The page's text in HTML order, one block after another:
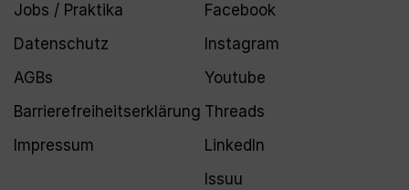
Jobs / Praktika
Datenschutz
AGBs
Barrierefreiheitserklärung
Impressum
Facebook
Instagram
Youtube
Threads
LinkedIn
Issuu